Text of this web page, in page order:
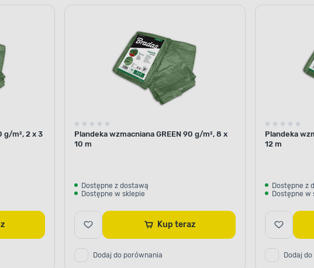
g/m², 2 x 3
Plandeka wzmacniana GREEN 90 g/m², 8 x
10 m
Dostępne z dostawą
Dostępne w sklepie
Kup teraz
Dodaj do porównania
Plandeka
12 m
Dostępne z
Dostępne w
Dodaj